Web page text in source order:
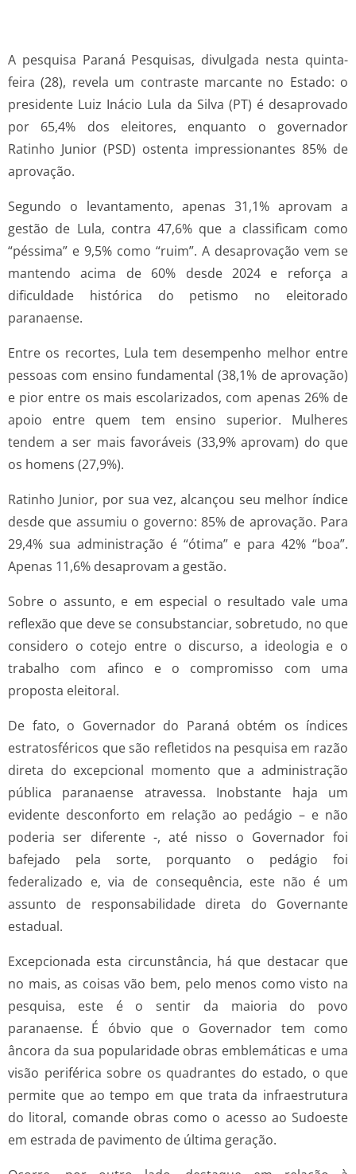
A pesquisa Paraná Pesquisas, divulgada nesta quinta-
feira (28), revela um contraste marcante no Estado: o
presidente Luiz Inácio Lula da Silva (PT) é desaprovado
por 65,4% dos eleitores, enquanto o governador
Ratinho Junior (PSD) ostenta impressionantes 85% de
aprovação.
Segundo o levantamento, apenas 31,1% aprovam a
gestão de Lula, contra 47,6% que a classificam como
“péssima” e 9,5% como “ruim”. A desaprovação vem se
mantendo acima de 60% desde 2024 e reforça a
dificuldade histórica do petismo no eleitorado
paranaense.
Entre os recortes, Lula tem desempenho melhor entre
pessoas com ensino fundamental (38,1% de aprovação)
e pior entre os mais escolarizados, com apenas 26% de
apoio entre quem tem ensino superior. Mulheres
tendem a ser mais favoráveis (33,9% aprovam) do que
os homens (27,9%).
Ratinho Junior, por sua vez, alcançou seu melhor índice
desde que assumiu o governo: 85% de aprovação. Para
29,4% sua administração é “ótima” e para 42% “boa”.
Apenas 11,6% desaprovam a gestão.
Sobre o assunto, e em especial o resultado vale uma
reflexão que deve se consubstanciar, sobretudo, no que
considero o cotejo entre o discurso, a ideologia e o
trabalho com afinco e o compromisso com uma
proposta eleitoral.
De fato, o Governador do Paraná obtém os índices
estratosféricos que são refletidos na pesquisa em razão
direta do excepcional momento que a administração
pública paranaense atravessa. Inobstante haja um
evidente desconforto em relação ao pedágio – e não
poderia ser diferente -, até nisso o Governador foi
bafejado pela sorte, porquanto o pedágio foi
federalizado e, via de consequência, este não é um
assunto de responsabilidade direta do Governante
estadual.
Excepcionada esta circunstância, há que destacar que
no mais, as coisas vão bem, pelo menos como visto na
pesquisa, este é o sentir da maioria do povo
paranaense. É óbvio que o Governador tem como
âncora da sua popularidade obras emblemáticas e uma
visão periférica sobre os quadrantes do estado, o que
permite que ao tempo em que trata da infraestrutura
do litoral, comande obras como o acesso ao Sudoeste
em estrada de pavimento de última geração.